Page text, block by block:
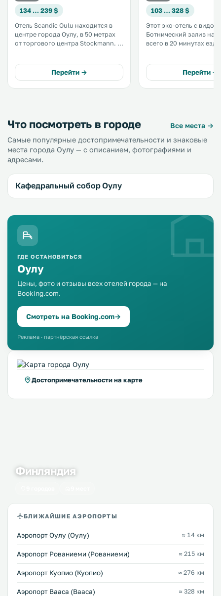
134 … 239 $
Отель Scandic Oulu находится в
центре города Оулу, в 50 метрах
от торгового центра Stockmann. К
предоставляются телевизоры с
плоским экраном и бесплатный
Wi-Fi. .
Перейти →
103 … 328 $
Этот эко-отель с видом
Ботнический залив
всего в 20 минутах
зал, сауну и бассейн.
Предоставляется
.
Перейти →
Что посмотреть в городе
Все места →
Самые популярные достопримечательности и знаковые
места города Оулу — с описанием, фотографиями и
адресами.
Кафедральный собор Оулу
ГДЕ ОСТАНОВИТЬСЯ
Оулу
Цены, фото и отзывы всех отелей города — на
Booking.com.
Смотреть на Booking.com→
Реклама · партнёрская ссылка
Достопримечательности на карте
Финляндия
БЛИЖАЙШИЕ АЭРОПОРТЫ
Аэропорт Оулу (Оулу) ≈ 14 км
Аэропорт Рованиеми (Рованиеми) ≈ 215 км
Аэропорт Куопио (Куопио) ≈ 276 км
Аэропорт Вааса (Вааса) ≈ 328 км